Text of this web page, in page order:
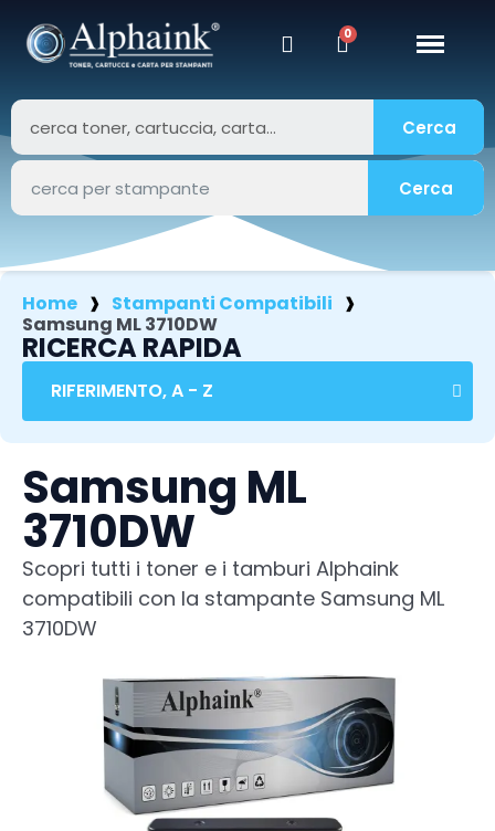
Cerca
Cerca
Home
Stampanti Compatibili
Samsung ML 3710DW
RICERCA RAPIDA
Samsung ML
3710DW
Scopri tutti i toner e i tamburi Alphaink
compatibili con la stampante Samsung ML
3710DW